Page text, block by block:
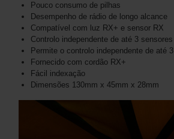
Pouco consumo de pilhas
Desempenho de rádio de longo alcance
Compatível com luz RX+ e sensor RX
Controlo independente de até 3
Permite o controlo independente de até
Fornecido com cordão RX+
Fácil indexação
Dimensões 130mm x 45mm x 28mm